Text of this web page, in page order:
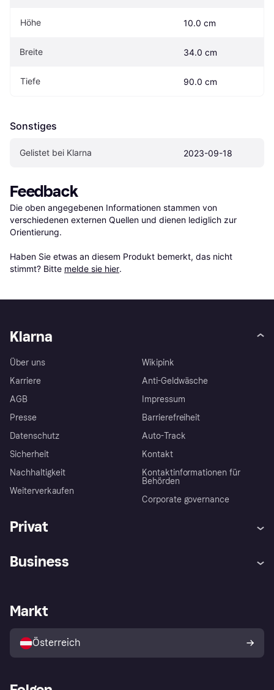
Höhe 10.0 cm
Breite 34.0 cm
Tiefe 90.0 cm
Sonstiges
Gelistet bei Klarna 2023-09-18
Feedback
Die oben angegebenen Informationen stammen von
verschiedenen externen Quellen und dienen lediglich zur
Orientierung.
Haben Sie etwas an diesem Produkt bemerkt, das nicht
stimmt? Bitte melde sie hier.
Klarna
Über uns
Karriere
AGB
Presse
Datenschutz
Sicherheit
Nachhaltigkeit
Weiterverkaufen
Wikipink
Anti-Geldwäsche
Impressum
Barrierefreiheit
Auto-Track
Kontakt
Kontaktinformationen für
Behörden
Corporate governance
Privat
Shops entdecken
Business
Händlerportal
Markt
Österreich